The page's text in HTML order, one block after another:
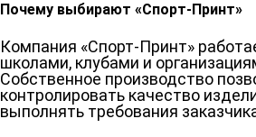
Почему выбирают «Спорт-Принт»
Компания «Спорт-Принт»
школами, клубами и
Собственное производство
контролировать качество
выполнять требования